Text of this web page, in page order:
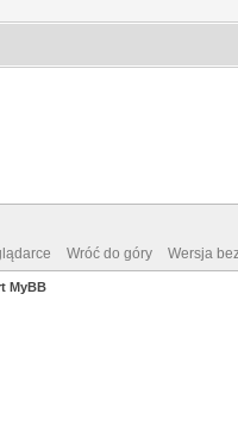
Wróć do góry Wersja
MyBB